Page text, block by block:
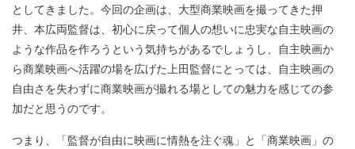
としてきました。今回の企画は、大型商業映画を撮ってきた押
井、本広両監督は、初心に戻って個人の想いに忠実な自主映画の
ような作品を作ろうという気持ちがあるでしょうし、自主映画か
ら商業映画へ活躍の場を広げた上田監督にとっては、自主映画の
自由さを失わずに商業映画が撮れる場としての魅力を感じての参
加だと思うのです。
つまり、「監督が自由に映画に情熱を注ぐ魂」と「商業映画」の